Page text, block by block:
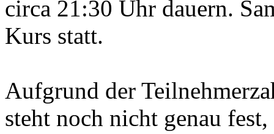
circa 21:30 Uhr dauern.
Kurs statt.
Aufgrund der
steht noch nicht genau